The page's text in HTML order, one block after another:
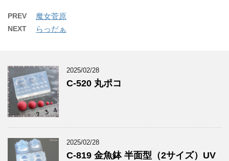
PREV 魔女菅原
NEXT らっだぁ
2025/02/28
C-520 丸ポコ
2025/02/28
C-819 金魚鉢 半面型（2サイズ）UV